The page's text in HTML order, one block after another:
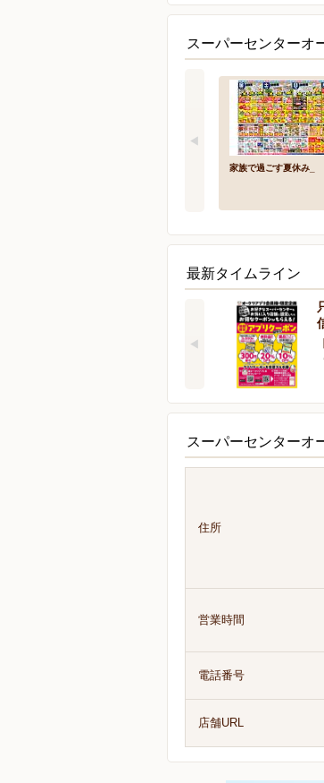
スーパーセンター
家族で過ごす夏休み_
最新タイムライン
スーパーセンターオ
住所
営業時間
電話番号
店舗URL